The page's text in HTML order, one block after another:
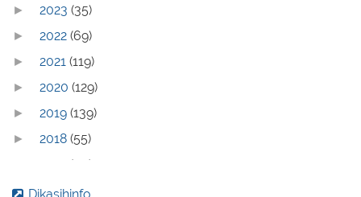
► 2023 (35)
► 2022 (69)
► 2021 (119)
► 2020 (129)
► 2019 (139)
► 2018 (55)
(70)
► 2016(83)